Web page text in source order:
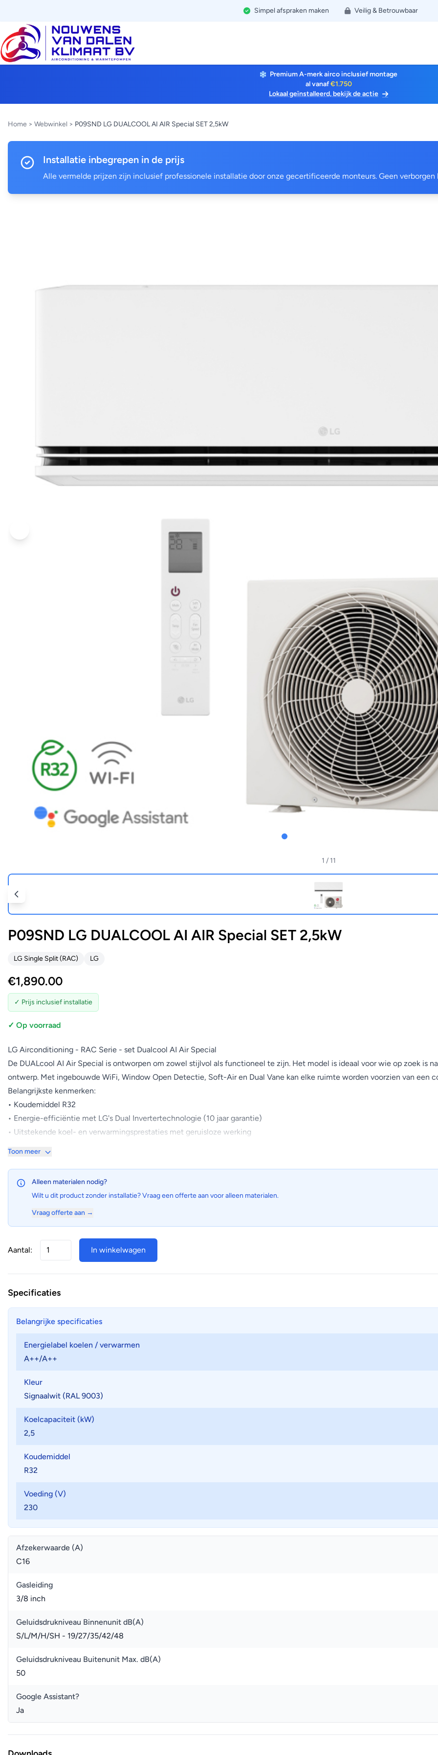
Simpel afspraken maken Veilig & Betrouwbaar
Premium A-merk airco inclusief montage
al vanaf€1.750
Lokaal geïnstalleerd, bekijk de actie
Home > Webwinkel > P09SND LG DUALCOOL AI AIR Special SET 2,5kW
Installatie inbegrepen in de prijs
Alle vermelde prijzen zijn inclusief professionele installatie door onze gecertificeerde monteurs. Geen verborgen
1 / 11
P09SND LG DUALCOOL AI AIR Special SET 2,5kW
LG Single Split (RAC) LG
€1,890.00
✓ Prijs inclusief installatie
✓ Op voorraad
LG Airconditioning - RAC Serie - set Dualcool AI Air Special
De DUALcool AI Air Special is ontworpen om zowel stijlvol als functioneel te zijn. Het model is ideaal voor wie op zoek is
ontwerp. Met ingebouwde WiFi, Window Open Detectie, Soft-Air en Dual Vane kan elke ruimte worden voorzien van een
Belangrijkste kenmerken:
• Koudemiddel R32
• Energie-efficiëntie met LG's Dual Invertertechnologie (10 jaar garantie)
• Uitstekende koel- en verwarmingsprestaties met geruisloze werking
Uitgelichte kenmerken:
• De fluisterstille werking (maar 19 dB(A)) en geavanceerde AI technologie dragen bij aan een hoog comfort
• Dankzij het allergiefilter en de All Cleaning modus wordt niet alleen de ruimte voorzien van schone lucht, maar wordt de
Ontwerp behuizing
• Compacte en strakke binnenunit
• Ruim bemeten condensor
• Eenvoudige montage en toegankelijkheid
Toon meer
Alleen materialen nodig?
Wilt u dit product zonder installatie? Vraag een offerte aan voor alleen materialen.
Vraag offerte aan →
Aantal: In winkelwagen
Specificaties
Belangrijke specificaties
Energielabel koelen / verwarmen
A++/A++
Kleur
Signaalwit (RAL 9003)
Koelcapaciteit (kW)
2,5
Koudemiddel
R32
Voeding (V)
230
Afzekerwaarde (A)
C16
Gasleiding
3/8 inch
Geluidsdrukniveau Binnenunit dB(A)
S/L/M/H/SH - 19/27/35/42/48
Geluidsdrukniveau Buitenunit Max. dB(A)
50
Google Assistant?
Ja